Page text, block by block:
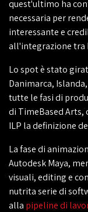
quest'ultimo ha
necessaria per
interessante e
all'integrazione tra
Lo spot è stato
Danimarca,
tutte le fasi di
di TimeBased Arts,
ILP la definizione
La fase di
Autodesk Maya,
visuali, editing e
nutrita serie di
alla pipeline di